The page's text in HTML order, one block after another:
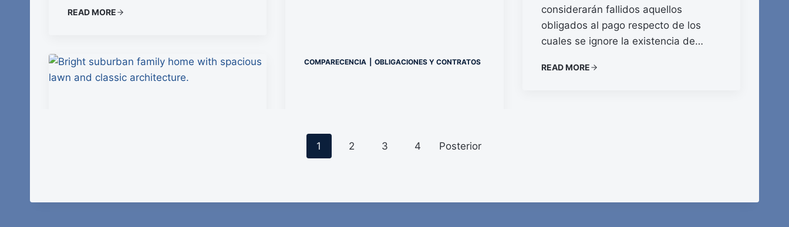
READ MORE
COMPARECENCIA OBLIGACIONES Y CONTRATOS
considerarán fallidos aquellos
obligados al pago respecto de los
cuales se ignore la existencia de…
READ MORE
1 2 3 4 Posterior